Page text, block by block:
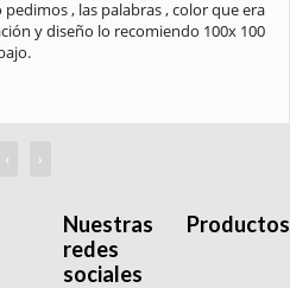
‹ ›
Nuestras
redes
sociales
Productos